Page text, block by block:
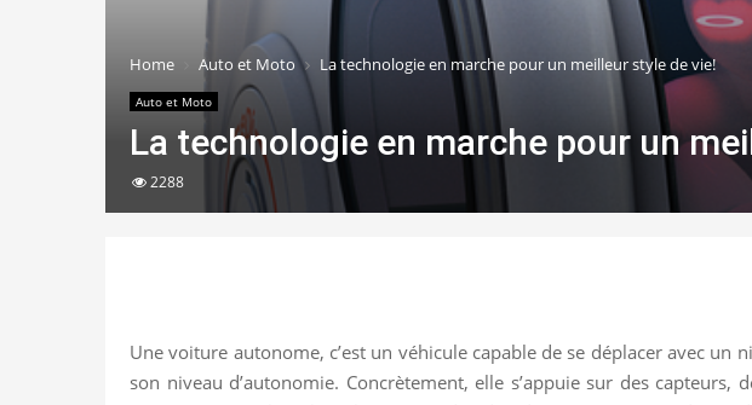
Home Auto et Moto La technologie en marche pour un meilleur style de vie!
Auto et Moto
La technologie en marche pour un
2288
Une voiture autonome, c’est un véhicule capable de se déplacer avec un
son niveau d’autonomie. Concrètement, elle s’appuie sur des